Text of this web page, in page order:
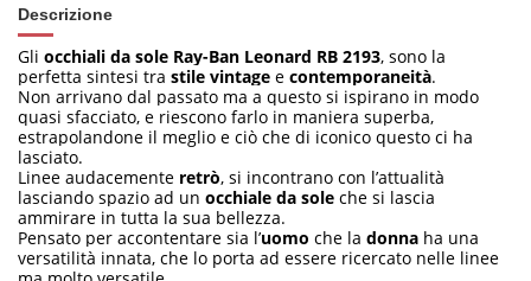
Descrizione
Gli occhiali da sole Ray-Ban Leonard RB 2193, sono la
perfetta sintesi tra stile vintage e contemporaneità.
Non arrivano dal passato ma a questo si ispirano in modo
quasi sfacciato, e riescono farlo in maniera superba,
estrapolandone il meglio e ciò che di iconico questo ci ha
lasciato.
Linee audacemente retrò, si incontrano con l’attualità
lasciando spazio ad un occhiale da sole che si lascia
ammirare in tutta la sua bellezza.
Pensato per accontentare sia l’uomo che la donna ha una
versatilità innata, che lo porta ad essere ricercato nelle linee